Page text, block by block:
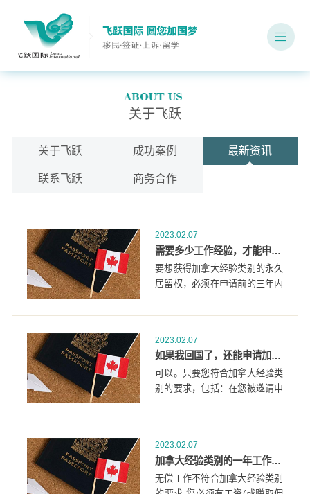
关于飞跃
关于飞跃 成功案例 最新资讯
联系飞跃 商务合作
2023.02.07
需要多少工作经验，才能申请加拿大经验类移民？
要想获得加拿大经验类别的永久
居留权，必须在申请前的三年内
30小时/周，12个月=1年全职工
工作。
2023.02.07
如果我回国了，还能申请加拿大经验类移民吗？
可以。只要您符合加拿大经验类
别的要求，包括：在您被邀请申
NOC 0、A或B职业中获得至少
职)工作经验，您就有资格申请
加拿大经验类别移民。
2023.02.07
加拿大经验类别的一年工作经验包括无薪工作吗？对符合条件的工作有最低工资要求吗？
无偿工作不符合加拿大经验类别